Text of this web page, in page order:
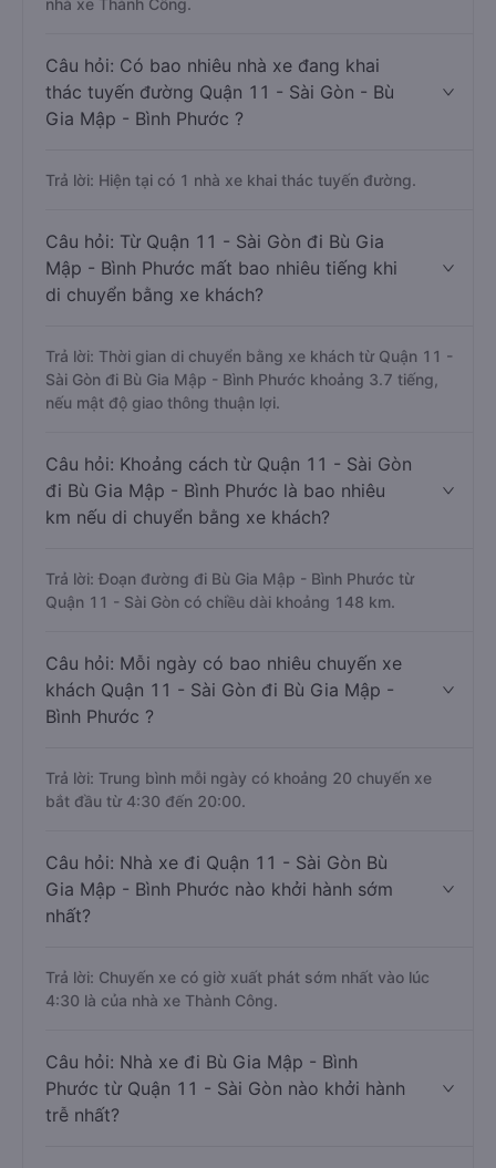
nhà xe Thành Công.
Câu hỏi: Có bao nhiêu nhà xe đang khai
thác tuyến đường Quận 11 - Sài Gòn - Bù
Gia Mập - Bình Phước ?
Trả lời: Hiện tại có 1 nhà xe khai thác tuyến đường.
Câu hỏi: Từ Quận 11 - Sài Gòn đi Bù Gia
Mập - Bình Phước mất bao nhiêu tiếng khi
di chuyển bằng xe khách?
Trả lời: Thời gian di chuyển bằng xe khách từ Quận 11 -
Sài Gòn đi Bù Gia Mập - Bình Phước khoảng 3.7 tiếng,
nếu mật độ giao thông thuận lợi.
Câu hỏi: Khoảng cách từ Quận 11 - Sài Gòn
đi Bù Gia Mập - Bình Phước là bao nhiêu
km nếu di chuyển bằng xe khách?
Trả lời: Đoạn đường đi Bù Gia Mập - Bình Phước từ
Quận 11 - Sài Gòn có chiều dài khoảng 148 km.
Câu hỏi: Mỗi ngày có bao nhiêu chuyến xe
khách Quận 11 - Sài Gòn đi Bù Gia Mập -
Bình Phước ?
Trả lời: Trung bình mỗi ngày có khoảng 20 chuyến xe
bắt đầu từ 4:30 đến 20:00.
Câu hỏi: Nhà xe đi Quận 11 - Sài Gòn Bù
Gia Mập - Bình Phước nào khởi hành sớm
nhất?
Trả lời: Chuyến xe có giờ xuất phát sớm nhất vào lúc
4:30 là của nhà xe Thành Công.
Câu hỏi: Nhà xe đi Bù Gia Mập - Bình
Phước từ Quận 11 - Sài Gòn nào khởi hành
trễ nhất?